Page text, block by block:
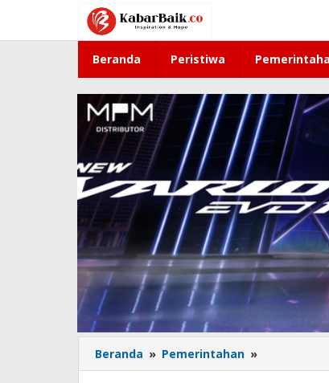
konten
Beranda Peristiwa
Beranda » Pemerintahan »
Darurat